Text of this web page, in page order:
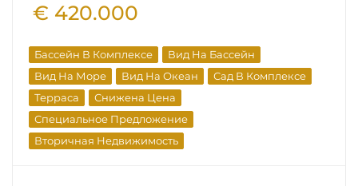
€ 420.000
Бассейн В Комплексе
Вид На Бассейн
Вид На Море
Вид На Океан
Сад В Комплексе
Терраса
Снижена Цена
Специальное Предложение
Вторичная Недвижимость